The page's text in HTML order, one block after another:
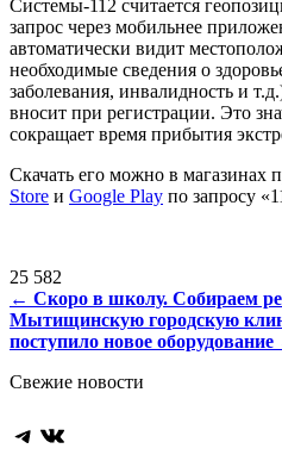
Системы-112 считается
запрос через мобильнее
автоматически видит
необходимые сведения о
заболевания, инвалидность и
вносит при регистрации. Это
сокращает время прибытия
Скачать его можно в магазинах
Store и Google Play по запросу
25 582
Навигация
по
← Скоро в школу. Собираем
Мытищинскую городскую
поступило новое оборудование
Свежие новости
Telegram
ВКонтакте